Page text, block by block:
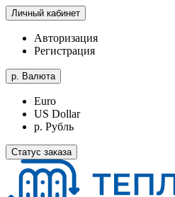
Личный кабинет
Авторизация
Регистрация
р. Валюта
Euro
US Dollar
р. Рубль
Статус заказа